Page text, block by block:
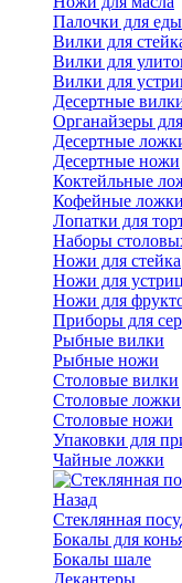
Палочки для еды
Вилки для
Вилки для
Вилки для
Десертные
Органайзеры
Десертные
Десертные ножи
Коктейльные
Кофейные ложки
Лопатки для
Наборы
Ножи для стейка
Ножи для устриц
Ножи для
Приборы для
Рыбные вилки
Рыбные ножи
Столовые вилки
Столовые ложки
Столовые ножи
Упаковки для
Чайные ложки
Назад
Стеклянная
Бокалы для
Бокалы шале
Декантеры